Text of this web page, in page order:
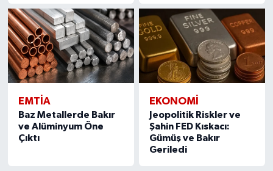
EMTIA
Baz Metallerde Bakır
ve Alüminyum Öne
Çıktı
EKONOMI
Jeopolitik Riskler ve
Şahin FED Kıskacı:
Gümüş ve Bakır
Geriledi